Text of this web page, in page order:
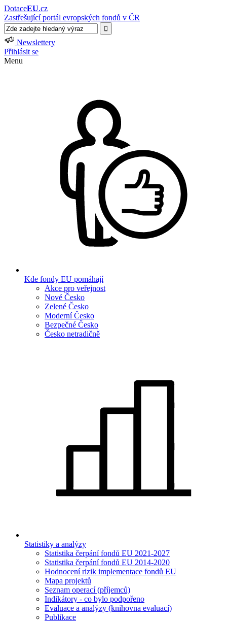
DotaceEU.cz
Zastřešující portál evropských fondů v ČR
Newslettery
Přihlásit se
Menu
Kde fondy EU pomáhají
Akce pro veřejnost
Nové Česko
Zelené Česko
Moderní Česko
Bezpečné Česko
Česko netradičně
Statistiky a analýzy
Statistika čerpání fondů EU 2021-2027
Statistika čerpání fondů EU 2014-2020
Hodnocení rizik implementace fondů EU
Mapa projektů
Seznam operací (příjemců)
Indikátory - co bylo podpořeno
Evaluace a analýzy (knihovna evaluací)
Publikace